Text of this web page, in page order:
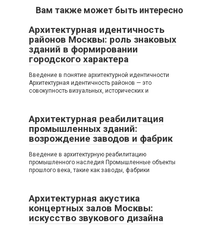
Вам также может быть интересно
Архитектурная идентичность
районов Москвы: роль знаковых
зданий в формировании
городского характера
Введение в понятие архитектурной идентичности
Архитектурная идентичность районов — это
совокупность визуальных, исторических и
Архитектурная реабилитация
промышленных зданий:
возрождение заводов и фабрик
Введение в архитектурную реабилитацию
промышленного наследия Промышленные объекты
прошлого века, такие как заводы, фабрики
Архитектурная акустика
концертных залов Москвы:
искусство звукового дизайна